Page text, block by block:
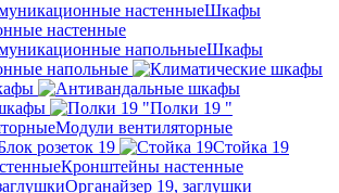
Шкафы
настенные
Шкафы
напольные
Полки 19 "
Модули вентиляторные
розеток 19
Стойка 19
Кронштейны настенные
Органайзер 19, заглушки